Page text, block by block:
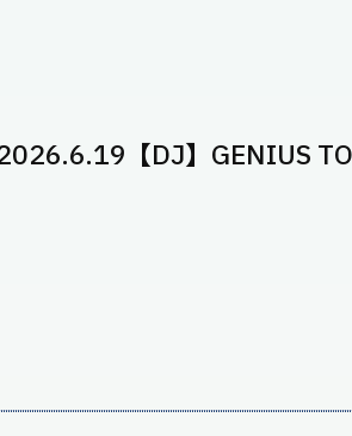
【DJ】GENIUS